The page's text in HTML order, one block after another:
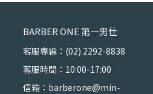
BARBER ONE 第一男仕
客服專線：(02) 2292-8838
客服時間：10:00-17:00
信箱：barberone@min-